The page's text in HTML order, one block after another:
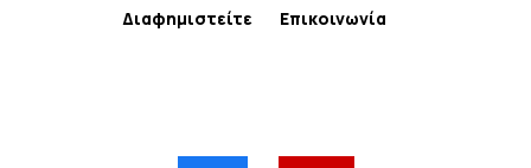
Διαφημιστείτε Επικοινωνία